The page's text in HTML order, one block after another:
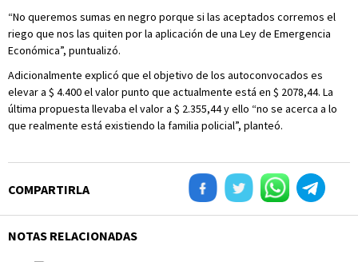
“No queremos sumas en negro porque si las aceptados corremos el
riego que nos las quiten por la aplicación de una Ley de Emergencia
Económica”, puntualizó.
Adicionalmente explicó que el objetivo de los autoconvocados es
elevar a $ 4.400 el valor punto que actualmente está en $ 2078,44. La
última propuesta llevaba el valor a $ 2.355,44 y ello “no se acerca a lo
que realmente está existiendo la familia policial”, planteó.
COMPARTIRLA
NOTAS RELACIONADAS